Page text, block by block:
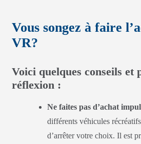
Vous songez à faire
VR?
Voici quelques conseils et
réflexion :
Ne faites pas d’achat
différents véhicules
d’arrêter votre choix. Il est